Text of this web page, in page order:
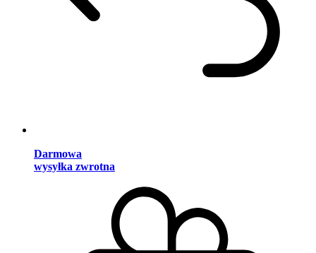
Darmowa
wysyłka zwrotna